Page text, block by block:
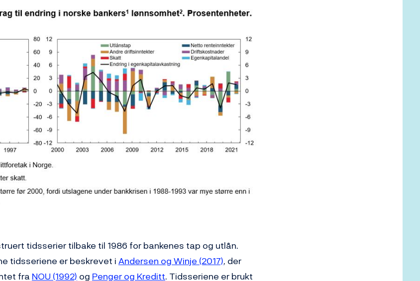
tidsserier tilbake til 1986 for bankenes tap og utlån.
tidsseriene er beskrevet iAndersen og Winje (2017), der
fra NOU (1992) og Penger og Kreditt. Tidsseriene er brukt